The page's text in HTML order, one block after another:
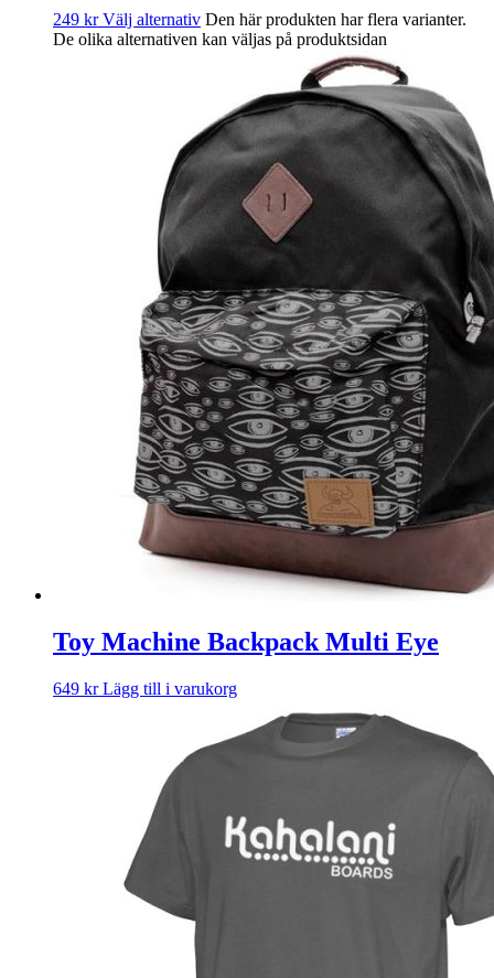
249 kr Välj alternativ Den här produkten har flera varianter.
De olika alternativen kan väljas på produktsidan
Toy Machine Backpack Multi Eye
649 kr Lägg till i varukorg